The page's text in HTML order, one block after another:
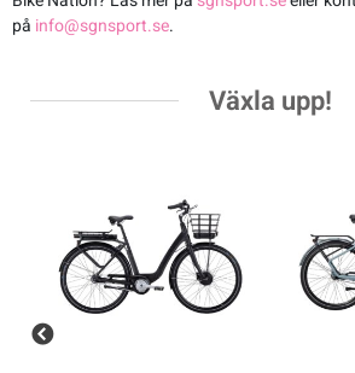
Pedaler & klossar
på info@sgnsport.se.
Växla upp!